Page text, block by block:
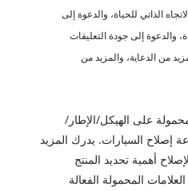
الذاتي للحياة، والدعوة إلى
والدعوة إلى جودة التعليقات
من الدعاية، والمزيد من
على الهيكل/الإطار/
إصلاح السيارات. يدرك المزيد
أهمية تحديد المنتج
المحمولة الفعالة